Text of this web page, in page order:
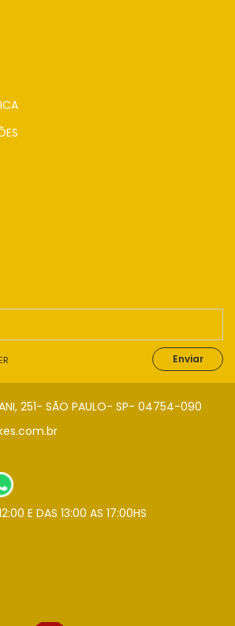
Enviar
251- SÃO PAULO- SP- 04754-090
E DAS 13:00 AS 17:00HS